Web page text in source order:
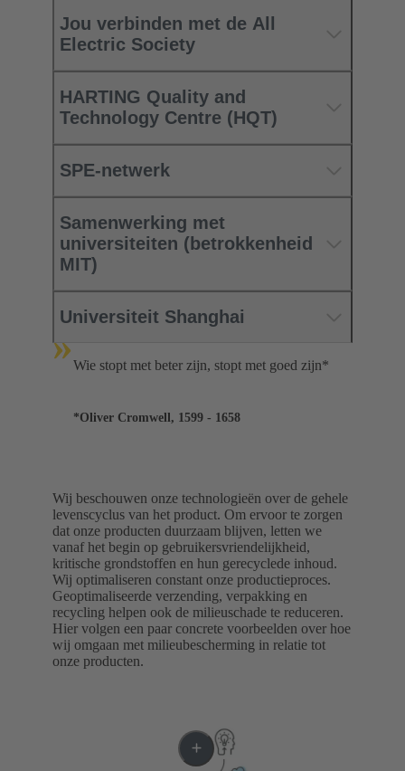
Jou verbinden met de All
Electric Society
HARTING Quality and
Technology Centre (HQT)
SPE-netwerk
Samenwerking met
universiteiten (betrokkenheid
MIT)
Universiteit Shanghai
»Wie stopt met beter zijn, stopt met goed zijn*
*Oliver Cromwell, 1599 - 1658
Wij beschouwen onze technologieën over de gehele
levenscyclus van het product. Om ervoor te zorgen
dat onze producten duurzaam blijven, letten we
vanaf het begin op gebruikersvriendelijkheid,
kritische grondstoffen en hun gerecyclede inhoud.
Wij optimaliseren constant onze productieproces.
Geoptimaliseerde verzending, verpakking en
recycling helpen ook de milieuschade te reduceren.
Hier volgen een paar concrete voorbeelden over hoe
wij omgaan met milieubescherming in relatie tot
onze producten.